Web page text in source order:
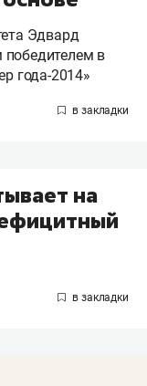
Эдвард
в
года-2014»
на